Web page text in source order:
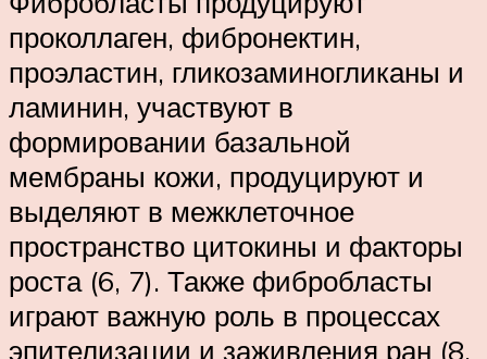
проколлаген, фибронектин,
проэластин, гликозаминогликаны и
ламинин, участвуют в
формировании базальной
мембраны кожи, продуцируют и
выделяют в межклеточное
пространство цитокины и факторы
роста (6, 7). Также фибробласты
играют важную роль в процессах
эпителизации и заживления ран (8,